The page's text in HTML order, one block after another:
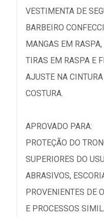
VESTIMENTA DE
BARBEIRO
MANGAS EM
TIRAS EM RASPA E
AJUSTE NA
COSTURA.
APROVADO PARA:
PROTEÇÃO DO
SUPERIORES DO
ABRASIVOS,
PROVENIENTES DE
E PROCESSOS